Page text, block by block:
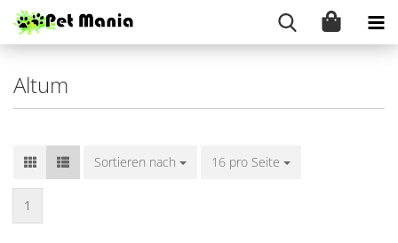
Altum
Sortieren nach 16 pro Seite
1